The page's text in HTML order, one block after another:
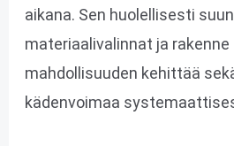
aikana. Sen huolellisesti
materiaalivalinnat ja
mahdollisuuden kehittää
kädenvoimaa